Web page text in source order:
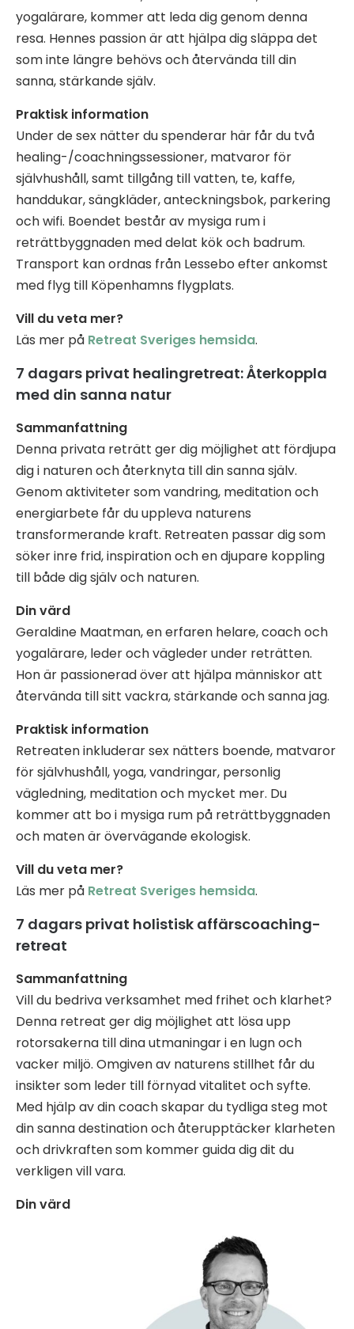
yogalärare, kommer att leda dig genom denna
resa. Hennes passion är att hjälpa dig släppa det
som inte längre behövs och återvända till din
sanna, stärkande själv.
Praktisk information
Under de sex nätter du spenderar här får du två
healing-/coachningssessioner, matvaror för
självhushåll, samt tillgång till vatten, te, kaffe,
handdukar, sängkläder, anteckningsbok, parkering
och wifi. Boendet består av mysiga rum i
reträttbyggnaden med delat kök och badrum.
Transport kan ordnas från Lessebo efter ankomst
med flyg till Köpenhamns flygplats.
Vill du veta mer?
Läs mer på Retreat Sveriges hemsida.
7 dagars privat healingretreat: Återkoppla
med din sanna natur
Sammanfattning
Denna privata reträtt ger dig möjlighet att fördjupa
dig i naturen och återknyta till din sanna själv.
Genom aktiviteter som vandring, meditation och
energiarbete får du uppleva naturens
transformerande kraft. Retreaten passar dig som
söker inre frid, inspiration och en djupare koppling
till både dig själv och naturen.
Din värd
Geraldine Maatman, en erfaren helare, coach och
yogalärare, leder och vägleder under reträtten.
Hon är passionerad över att hjälpa människor att
återvända till sitt vackra, stärkande och sanna jag.
Praktisk information
Retreaten inkluderar sex nätters boende, matvaror
för självhushåll, yoga, vandringar, personlig
vägledning, meditation och mycket mer. Du
kommer att bo i mysiga rum på reträttbyggnaden
och maten är övervägande ekologisk.
Vill du veta mer?
Läs mer på Retreat Sveriges hemsida.
7 dagars privat holistisk affärscoaching-
retreat
Sammanfattning
Vill du bedriva verksamhet med frihet och klarhet?
Denna retreat ger dig möjlighet att lösa upp
rotorsakerna till dina utmaningar i en lugn och
vacker miljö. Omgiven av naturens stillhet får du
insikter som leder till förnyad vitalitet och syfte.
Med hjälp av din coach skapar du tydliga steg mot
din sanna destination och återupptäcker klarheten
och drivkraften som kommer guida dig dit du
verkligen vill vara.
Din värd